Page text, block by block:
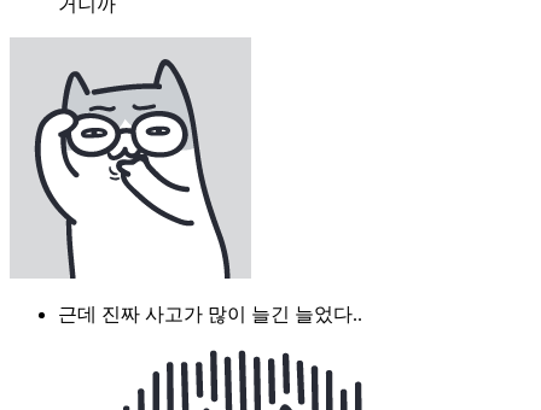
근데 진짜 사고가 많이 늘긴 늘었다..